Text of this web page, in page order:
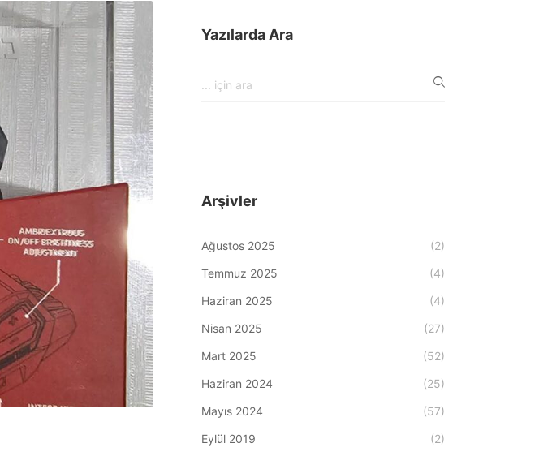
Yazılarda Ara
Arşivler
Ağustos 2025
(2)
Temmuz 2025
(4)
Haziran 2025
(4)
Nisan 2025
(27)
Mart 2025
(52)
Haziran 2024
(25)
Mayıs 2024
(57)
Eylül 2019
(2)